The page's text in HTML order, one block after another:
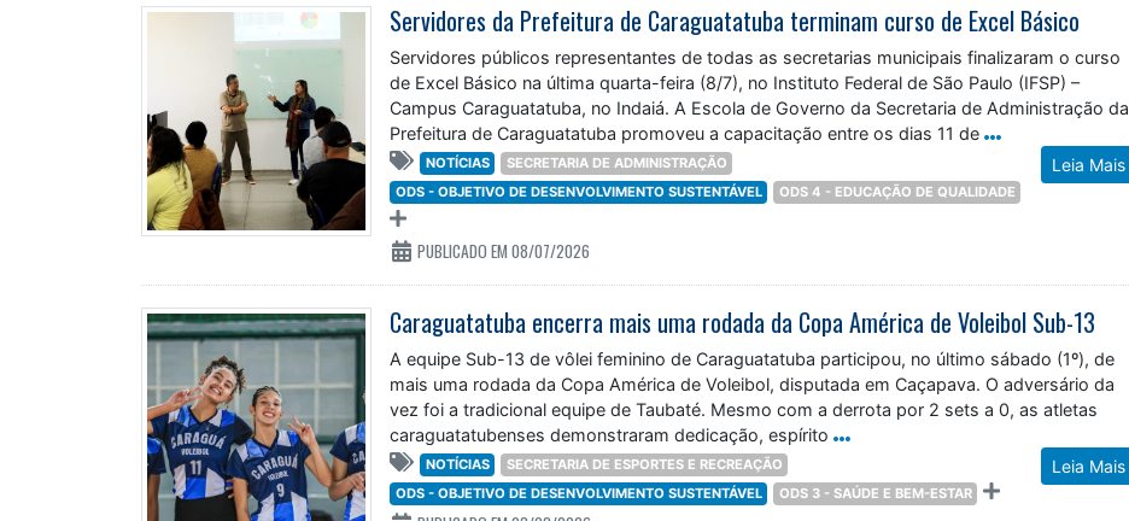
Servidores da Prefeitura de Caraguatatuba terminam curso de Excel Básico
Servidores públicos representantes de todas as secretarias municipais finalizaram o curso
de Excel Básico na última quarta-feira (8/7), no Instituto Federal de São Paulo (IFSP) –
Campus Caraguatatuba, no Indaiá. A Escola de Governo da Secretaria de Administração da
Prefeitura de Caraguatatuba promoveu a capacitação entre os dias 11 de
Leia Mais
NOTÍCIAS
SECRETARIA DE ADMINISTRAÇÃO
ODS - OBJETIVO DE DESENVOLVIMENTO SUSTENTÁVEL
ODS 4 - EDUCAÇÃO DE QUALIDADE
PUBLICADO EM 08/07/2026
Caraguatatuba encerra mais uma rodada da Copa América de Voleibol Sub-13
A equipe Sub-13 de vôlei feminino de Caraguatatuba participou, no último sábado (1º), de
mais uma rodada da Copa América de Voleibol, disputada em Caçapava. O adversário da
vez foi a tradicional equipe de Taubaté. Mesmo com a derrota por 2 sets a 0, as atletas
caraguatatubenses demonstraram dedicação, espírito
Leia Mais
NOTÍCIAS
SECRETARIA DE ESPORTES E RECREAÇÃO
ODS - OBJETIVO DE DESENVOLVIMENTO SUSTENTÁVEL
ODS 3 - SAÚDE E BEM-ESTAR